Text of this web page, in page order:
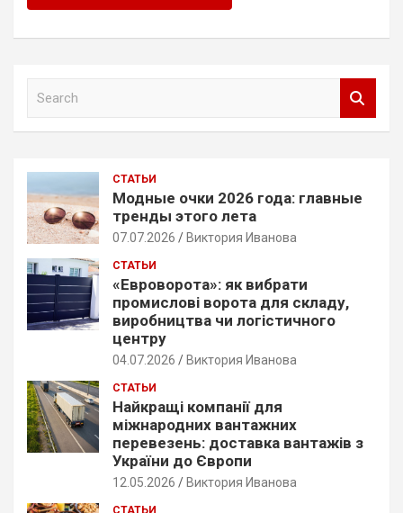
СТАТЬИ
Модные очки 2026 года: главные
тренды этого лета
07.07.2026 Виктория Иванова
СТАТЬИ
«Евроворота»: як вибрати
промислові ворота для складу,
виробництва чи логістичного
центру
04.07.2026 Виктория Иванова
СТАТЬИ
Найкращі компанії для
міжнародних вантажних
перевезень: доставка вантажів з
України до Європи
12.05.2026 Виктория Иванова